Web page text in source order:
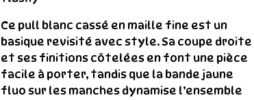
Ce pull blanc cassé en maille fine est un
basique revisité avec style. Sa coupe droite
et ses finitions côtelées en font une pièce
facile à porter, tandis que la bande jaune
fluo sur les manches dynamise l’ensemble